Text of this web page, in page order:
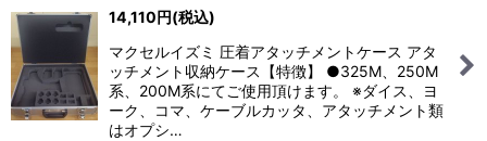
14,110円(税込)
マクセルイズミ 圧着アタッチメントケース アタ
ッチメント収納ケース【特徴】 ●325M、250M
系、200M系にてご使用頂けます。 ※ダイス、ヨ
ーク、コマ、ケーブルカッタ、アタッチメント類
はオプシ…